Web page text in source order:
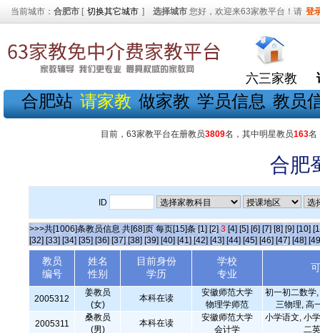
当前城市： 合肥市 [ 切换其它城市 ] 选择城市 您好，欢迎来63家教平台！请 登
六三家教
合肥站 请家教 做家教 学员信息 教员
目前，63家教平台在册教员3809名，其中明星教员163名
合肥
ID
>>>共[1006]条教员信息 共[68]页 每页[15]条 [1] [2] 3 [4] [5] [6] [7] [8] [9] [10]
[32] [33] [34] [35] [36] [37] [38] [39] [40] [41] [42] [43] [44] [45] [46] [47] [48]
教员
编号
姓名
性别
目前身份
学历
学校
专业
2005312
姜教员
(女)
本科在读
安徽师范大学
物理学师范
初一初二数学
三物理, 高
2005311
桑教员
(男)
本科在读
安徽师范大学
会计学
小学语文, 小
二